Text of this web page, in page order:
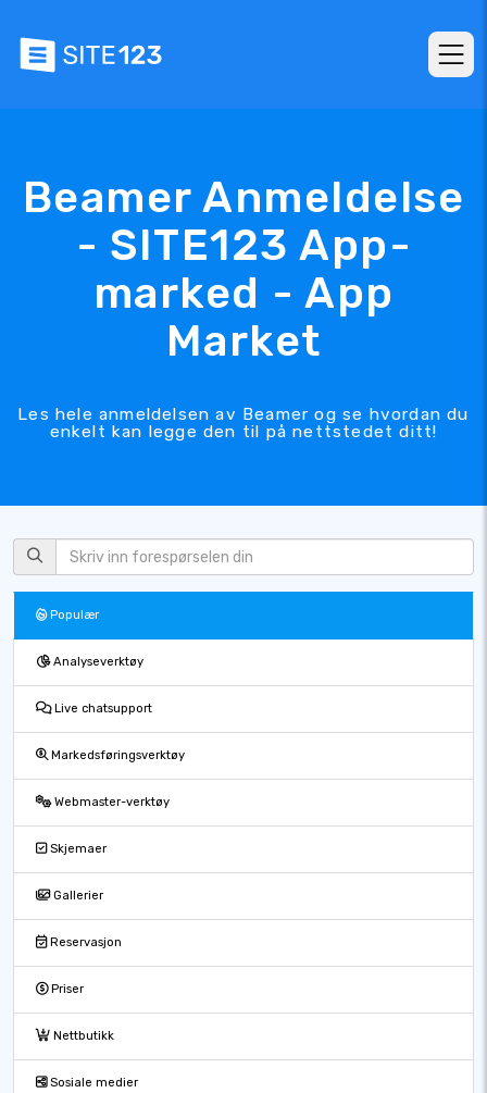
Beamer Anmeldelse
- SITE123 App-
marked - App
Market
Les hele anmeldelsen av Beamer og se hvordan du
enkelt kan legge den til på nettstedet ditt!
Populær
Analyseverktøy
Live chatsupport
Markedsføringsverktøy
Webmaster-verktøy
Skjemaer
Gallerier
Reservasjon
Priser
Nettbutikk
Sosiale medier